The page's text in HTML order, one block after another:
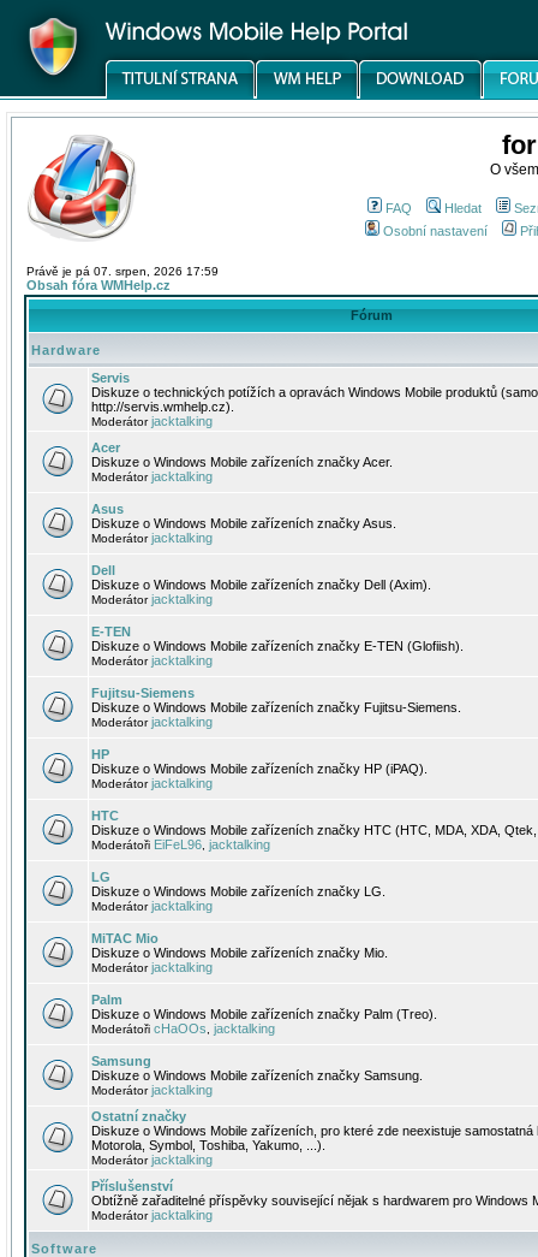
O
FAQ Hledat
Osobní nastavení
Právě je pá 07. srpen, 2026 17:59
Obsah fóra WMHelp.cz
Fórum
Hardware
Servis
Diskuze o technických potížích a opravách Windows Mobile produktů
http://servis.wmhelp.cz).
Moderátorjacktalking
Acer
Diskuze o Windows Mobile zařízeních značky Acer.
Moderátorjacktalking
Asus
Diskuze o Windows Mobile zařízeních značky Asus.
Moderátorjacktalking
Dell
Diskuze o Windows Mobile zařízeních značky Dell (Axim).
Moderátorjacktalking
E-TEN
Diskuze o Windows Mobile zařízeních značky E-TEN (Glofiish).
Moderátorjacktalking
Fujitsu-Siemens
Diskuze o Windows Mobile zařízeních značky Fujitsu-Siemens.
Moderátorjacktalking
HP
Diskuze o Windows Mobile zařízeních značky HP (iPAQ).
Moderátorjacktalking
HTC
Diskuze o Windows Mobile zařízeních značky HTC (HTC, MDA, XDA,
Moderátoři EiFeL96 jacktalking
LG
Diskuze o Windows Mobile zařízeních značky LG.
Moderátorjacktalking
MiTAC Mio
Diskuze o Windows Mobile zařízeních značky Mio.
Moderátorjacktalking
Palm
Diskuze o Windows Mobile zařízeních značky Palm (Treo).
Moderátoři cHaOOs jacktalking
Samsung
Diskuze o Windows Mobile zařízeních značky Samsung.
Moderátorjacktalking
Ostatní značky
Diskuze o Windows Mobile zařízeních, pro které zde neexistuje
Motorola, Symbol, Toshiba, Yakumo, ...).
Moderátorjacktalking
Příslušenství
Obtížně zařaditelné příspěvky související nějak s hardwarem pro Windows
Moderátorjacktalking
Software